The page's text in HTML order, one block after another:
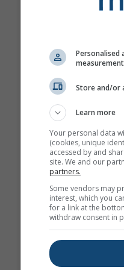
Personalised
Store and/or
Learn more
Your personal data
(cookies, unique
accessed by and
site. We and our
partners.
Some vendors may
interest, which you
for a link at the
withdraw consent in